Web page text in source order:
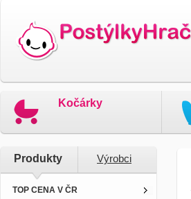
Kočárky
Produkty Výrobci
TOP CENA V ČR